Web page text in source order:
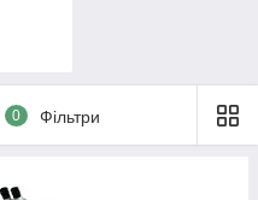
0 Фільтри